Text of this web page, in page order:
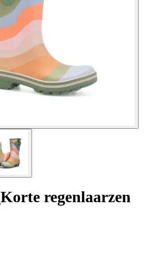
Korte regenlaarzen